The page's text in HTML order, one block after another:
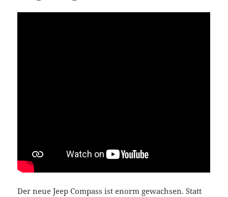
Der neue Jeep Compass ist enorm gewachsen. Statt